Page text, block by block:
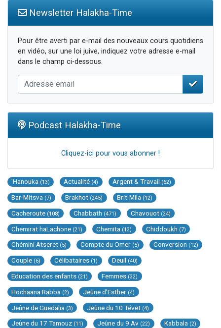
Newsletter Halakha-Time
Pour être averti par e-mail des nouveaux cours quotidiens
en vidéo, sur une loi juive, indiquez votre adresse e-mail
dans le champ ci-dessous.
Podcast Halakha-Time
Cliquez-ici pour vous abonner !
'Hanouka (13) Actualité (4) Argent & Travail (62)
Bar-Mitsva (7) Brakhot (245) Brit-Mila (12)
Cacheroute (108) Chabbath (471) Chavouot (24)
Chemirat haLachone (21) Chemita (13) Chiddoukh (7)
Chémini Atseret (5) Compte du Omer (5) Conversion (12)
Couple (6) Célibataires (1) Deuil (40)
Education des enfants (21) Femmes (32)
Hochaana Rabba (2) Jeûne d'Esther (4)
Jeûne de Guedalia (3) Jeûne du 10 Tévet (4)
Jeûne du 17 Tamouz (11) Jeûne du 9 Av (22) Kabbala (2)